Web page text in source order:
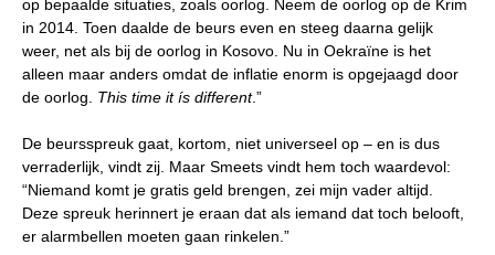
op bepaalde situaties, zoals oorlog. Neem de oorlog op de Krim
in 2014. Toen daalde de beurs even en steeg daarna gelijk
weer, net als bij de oorlog in Kosovo. Nu in Oekraïne is het
alleen maar anders omdat de inflatie enorm is opgejaagd door
de oorlog. This time it ís different.”
De beursspreuk gaat, kortom, niet universeel op – en is dus
verraderlijk, vindt zij. Maar Smeets vindt hem toch waardevol:
“Niemand komt je gratis geld brengen, zei mijn vader altijd.
Deze spreuk herinnert je eraan dat als iemand dat toch belooft,
er alarmbellen moeten gaan rinkelen.”